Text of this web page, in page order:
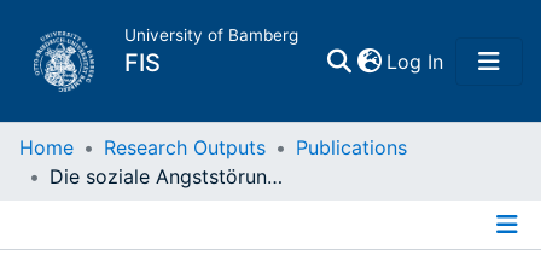
University of Bamberg
FIS Log In(current)
Home
Home Research Outputs
Publications
Die soziale Angststörung bei Jugendlichen und jungen Erwachsenen : Erscheinungsformen, Verlauf und Konsequenzen